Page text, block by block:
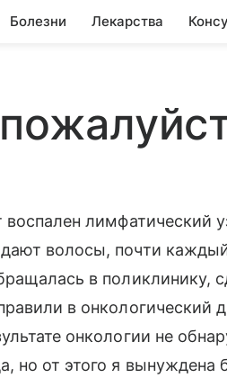
Болезни Лекарства
лимфатический
волосы, почти
в поликлинику,
в онкологический
онкологии не
но от этого я вынуждена